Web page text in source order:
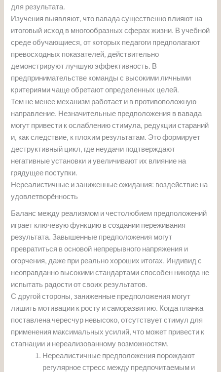
для результата.
Изучения выявляют, что вавада существенно влияют на
итоговый исход в многообразных сферах жизни. В учебной
среде обучающиеся, от которых педагоги предполагают
превосходных показателей, действительно
демонстрируют лучшую эффективность. В
предпринимательстве команды с высокими личными
критериями чаще обретают определенных целей.
Тем не менее механизм работает и в противоположную
направление. Незначительные предположения в вавада
могут привести к ослаблению стимула, редукции стараний
и, как следствие, к плохим результатам. Это формирует
деструктивный цикл, где неудачи подтверждают
негативные установки и увеличивают их влияние на
грядущее поступки.
Нереалистичные и заниженные ожидания: воздействие на
удовлетворённость
Баланс между реализмом и честолюбием предположений
играет ключевую функцию в создании переживания
результата. Завышенные предположения могут
превратиться в основой непрерывного напряжения и
огорчения, даже при реально хороших итогах. Индивид с
неоправданно высокими стандартами способен никогда не
испытать радости от своих результатов.
С другой стороны, заниженные предположения могут
лишить мотивации к росту и саморазвитию. Когда планка
поставлена чересчур невысоко, отсутствует стимул для
применения максимальных усилий, что может привести к
стагнации и нереализованному возможностям.
Нереалистичные предположения порождают
регулярное стресс между предпочитаемым и